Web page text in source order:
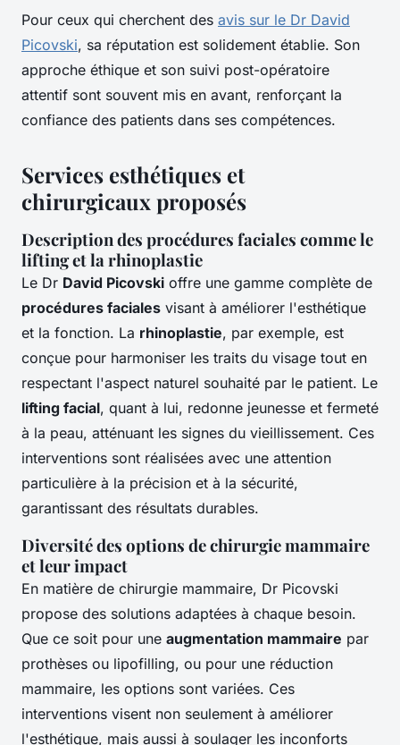
Pour ceux qui cherchent des avis sur le Dr David
Picovski, sa réputation est solidement établie. Son
approche éthique et son suivi post-opératoire
attentif sont souvent mis en avant, renforçant la
confiance des patients dans ses compétences.
Services esthétiques et
chirurgicaux proposés
Description des procédures faciales comme le
lifting et la rhinoplastie
Le Dr David Picovski offre une gamme complète de
procédures faciales visant à améliorer l'esthétique
et la fonction. La rhinoplastie, par exemple, est
conçue pour harmoniser les traits du visage tout en
respectant l'aspect naturel souhaité par le patient. Le
lifting facial, quant à lui, redonne jeunesse et fermeté
à la peau, atténuant les signes du vieillissement. Ces
interventions sont réalisées avec une attention
particulière à la précision et à la sécurité,
garantissant des résultats durables.
Diversité des options de chirurgie mammaire
et leur impact
En matière de chirurgie mammaire, Dr Picovski
propose des solutions adaptées à chaque besoin.
Que ce soit pour une augmentation mammaire par
prothèses ou lipofilling, ou pour une réduction
mammaire, les options sont variées. Ces
interventions visent non seulement à améliorer
l'esthétique, mais aussi à soulager les inconforts